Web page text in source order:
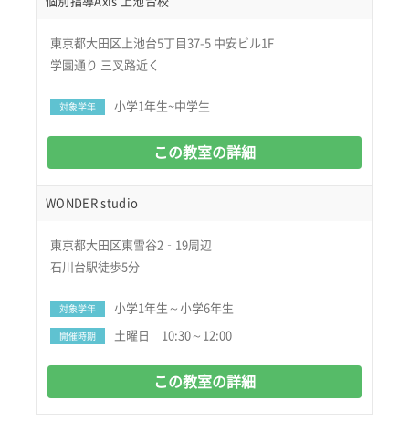
東京都大田区上池台5丁目37-5 中安ビル1F
学園通り 三叉路近く
対象学年 小学1年生~中学生
この教室の詳細
WONDER studio
東京都大田区東雪谷2‐19周辺
石川台駅徒歩5分
対象学年 小学1年生～小学6年生
開催時期 土曜日 10:30～12:00
この教室の詳細